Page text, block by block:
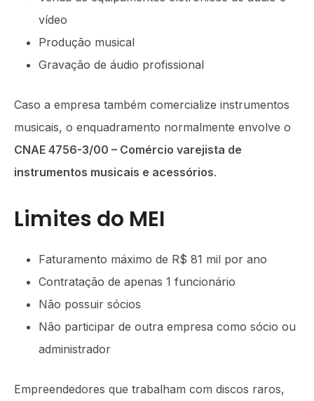
vídeo
Produção musical
Gravação de áudio profissional
Caso a empresa também comercialize instrumentos
musicais, o enquadramento normalmente envolve o
CNAE 4756-3/00 – Comércio varejista de
instrumentos musicais e acessórios.
Limites do MEI
Faturamento máximo de R$ 81 mil por ano
Contratação de apenas 1 funcionário
Não possuir sócios
Não participar de outra empresa como sócio ou
administrador
Empreendedores que trabalham com discos raros,